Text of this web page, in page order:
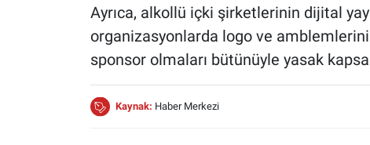
Ayrıca, alkollü içki şirketlerinin dijital
organizasyonlarda logo ve
sponsor olmaları bütünüyle yasak
Kaynak: Haber Merkezi